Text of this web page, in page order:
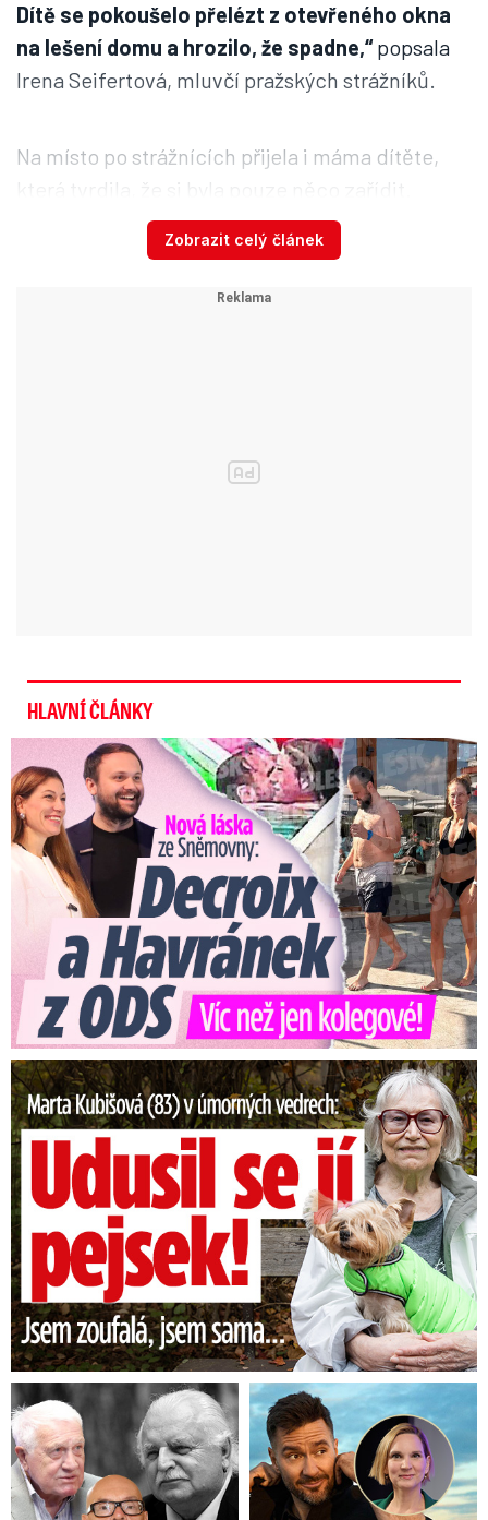
Dítě se pokoušelo přelézt z otevřeného okna
na lešení domu a hrozilo, že spadne,“popsala
Irena Seifertová, mluvčí pražských strážníků.
Na místo po strážnících přijela i máma dítěte,
která tvrdila, že si byla pouze něco zařídit.
Případ teď řeší sociálka.
Chlapečka sundavali z lezecké
Zobrazit celý článek
HLAVNÍ ČLÁNKY
Nová láska ve Sněmovně: Decroix s mladým kolegou z ODS
Marta Kubišová (83) v úmorných vedrech: Udusil se jí pejsek!